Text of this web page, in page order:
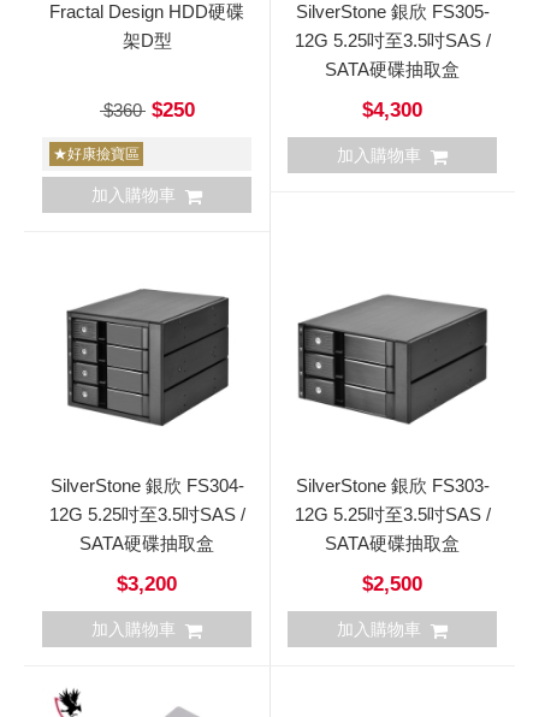
Fractal Design HDD硬碟
架D型
$360$250
★好康撿寶區
加入購物車
SilverStone 銀欣 FS305-
12G 5.25吋至3.5吋SAS /
SATA硬碟抽取盒
$4,300
加入購物車
SilverStone 銀欣 FS304-
12G 5.25吋至3.5吋SAS /
SATA硬碟抽取盒
$3,200
加入購物車
SilverStone 銀欣 FS303-
12G 5.25吋至3.5吋SAS /
SATA硬碟抽取盒
$2,500
加入購物車